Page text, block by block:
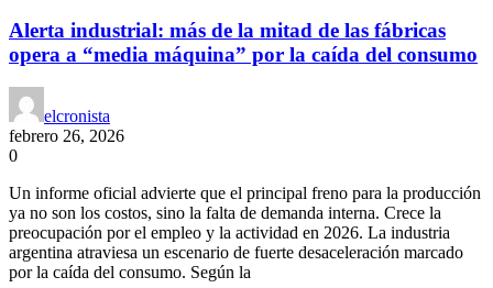
Alerta industrial: más de la mitad de las fábricas
opera a “media máquina” por la caída del consumo
elcronista
febrero 26, 2026
0
Un informe oficial advierte que el principal freno para la producción
ya no son los costos, sino la falta de demanda interna. Crece la
preocupación por el empleo y la actividad en 2026. La industria
argentina atraviesa un escenario de fuerte desaceleración marcado
por la caída del consumo. Según la